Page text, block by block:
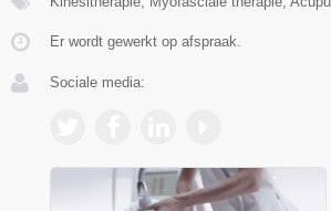
Er wordt gewerkt op afspraak.
Sociale media: